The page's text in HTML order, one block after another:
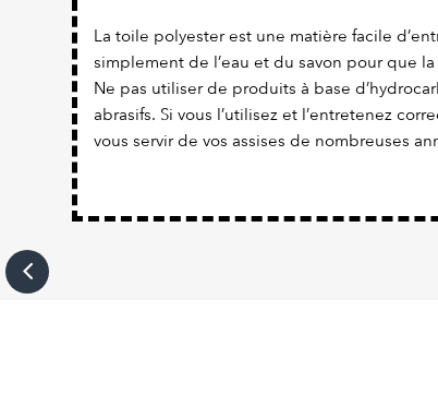
La toile polyester est une matière facile
simplement de l’eau et du savon pour que
Ne pas utiliser de produits à base
abrasifs. Si vous l’utilisez et l’entretenez
vous servir de vos assises de nombreuses